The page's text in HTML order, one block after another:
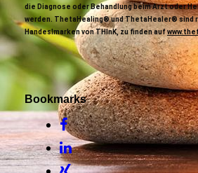
die Diagnose oder Behandlung beim Arzt oder
werden. ThetaHealing® und ThetaHealer®
Handeslmarken von THInK, zu finden auf
Bookmarks